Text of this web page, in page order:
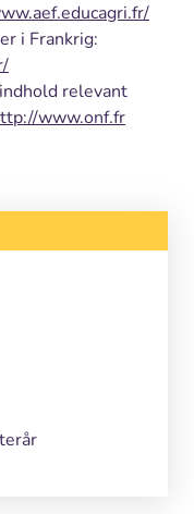
i Frankrig:
relevant
www.onf.fr